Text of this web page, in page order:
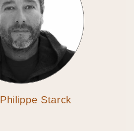
Philippe Starck